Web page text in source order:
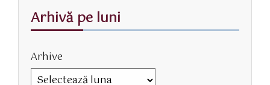
Arhivă pe luni
Arhive